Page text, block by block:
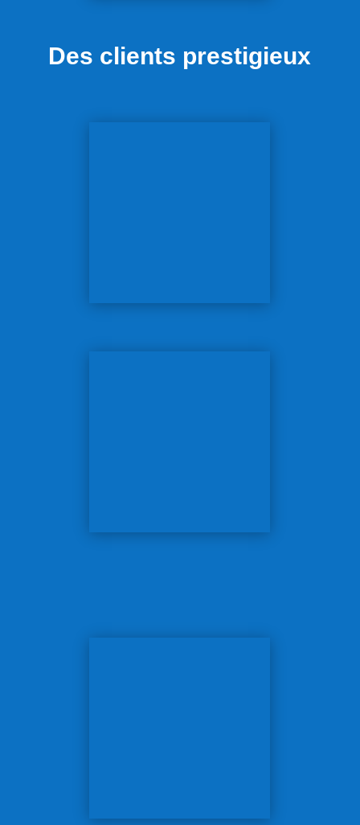
Des clients prestigieux